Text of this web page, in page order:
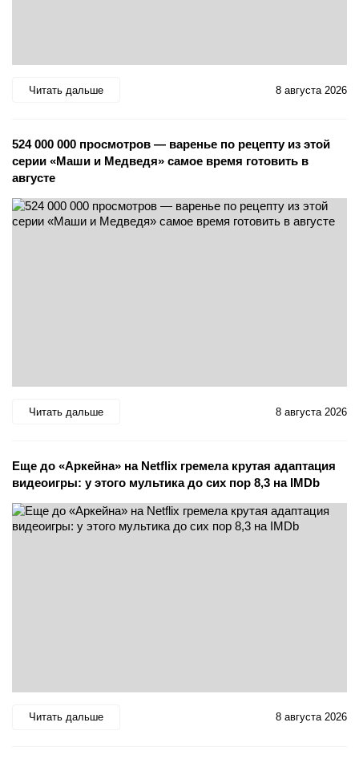
Читать дальше 8 августа 2026
524 000 000 просмотров — варенье по рецепту из этой
серии «Маши и Медведя» самое время готовить в
августе
Читать дальше 8 августа 2026
Еще до «Аркейна» на Netflix гремела крутая адаптация
видеоигры: у этого мультика до сих пор 8,3 на IMDb
Читать дальше 8 августа 2026